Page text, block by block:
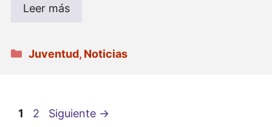
Leer más
Categorías
Juventud, Noticias
Página
1 Página
2 Siguiente →